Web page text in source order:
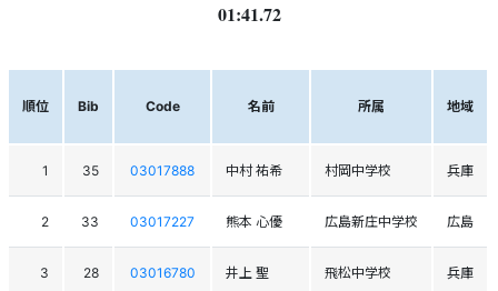
01:41.72
順位 Bib Code 名前 所属 地域
1 35 03017888 中村 祐希 村岡中学校 兵庫
2 33 03017227 熊本 心優 広島新庄中学校 広島
3 28 03016780 井上 聖 飛松中学校 兵庫